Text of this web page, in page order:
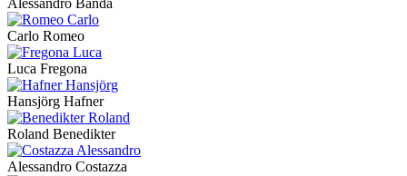
Alessandro Banda
Carlo Romeo
Luca Fregona
Hansjörg Hafner
Roland Benedikter
Alessandro Costazza